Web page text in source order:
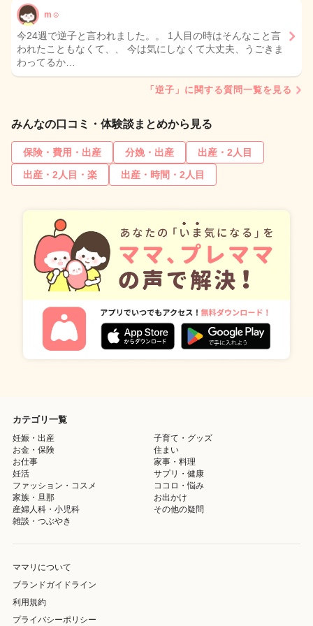
m☺︎
今24週で逆子と言われました。。 1人目の時はそんなこと言
われたこともなくて、、 今は気にしなくて大丈夫、うごきま
わってるか…
「逆子」に関する質問一覧を見る
みんなの口コミ・体験談まとめから見る
保険・費用・出産 分娩・出産
出産・2人目
出産・2人目・楽
出産・時間・2人目
カテゴリ一覧
妊娠・出産
子育て・グッズ
お金・保険
住まい
お仕事
家事・料理
妊活
サプリ・健康
ファッション・コスメ
ココロ・悩み
家族・旦那
お出かけ
産婦人科・小児科
その他の疑問
雑談・つぶやき
ママリについて
ブランドガイドライン
利用規約
プライバシーポリシー